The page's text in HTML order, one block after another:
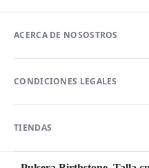
ACERCA DE NOSOSTROS
CONDICIONES LEGALES
TIENDAS